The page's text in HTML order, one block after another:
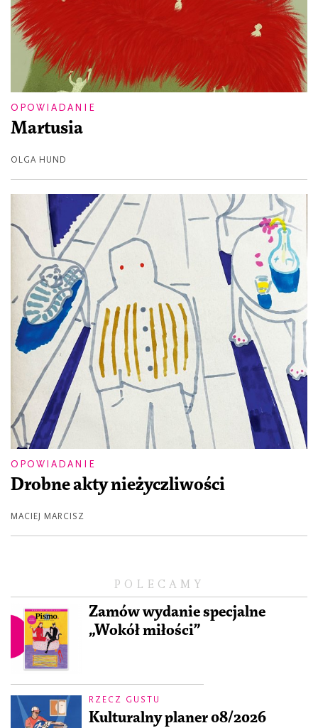
POLECAMY
Zamów wydanie specjalne
„Wokół miłości”
RZECZ GUSTU
Kulturalny planer 08/2026
OPOWIADANIE
Martusia
OLGA HUND
OPOWIADANIE
Drobne akty nieżyczliwości
MACIEJ MARCISZ